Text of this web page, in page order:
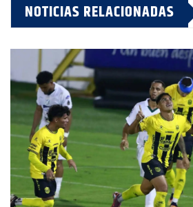
NOTICIAS RELACIONADAS